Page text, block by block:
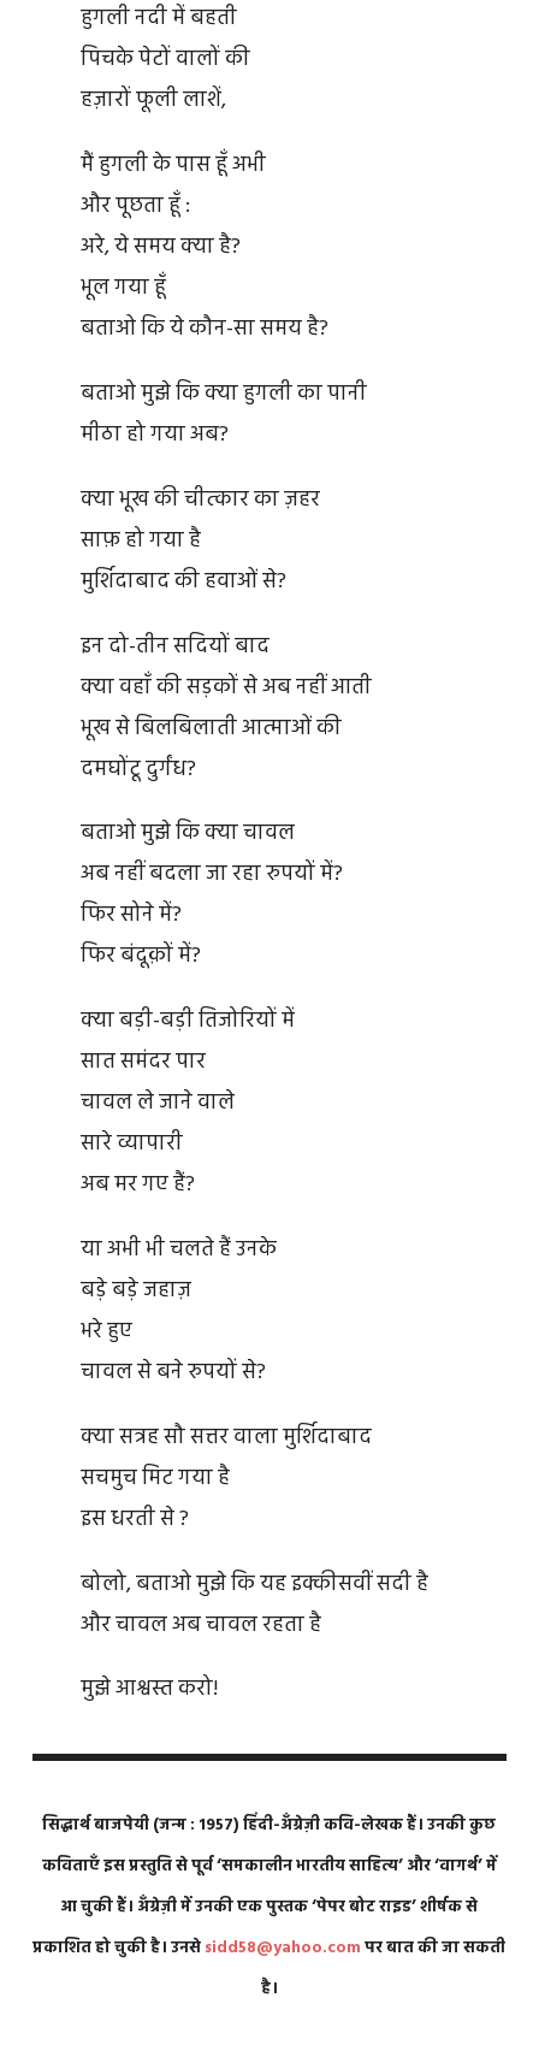
हुगली नदी में बहती
पिचके पेटों वालों की
हज़ारों फूली लाशें,
मैं हुगली के पास हूँ अभी
और पूछता हूँ :
अरे, ये समय क्या है?
भूल गया हूँ
बताओ कि ये कौन-सा समय है?
बताओ मुझे कि क्या हुगली का पानी
मीठा हो गया अब?
क्या भूख की चीत्कार का ज़हर
साफ़ हो गया है
मुर्शिदाबाद की हवाओं से?
इन दो-तीन सदियों बाद
क्या वहाँ की सड़कों से अब नहीं आती
भूख से बिलबिलाती आत्माओं की
दमघोंटू दुर्गंध?
बताओ मुझे कि क्या चावल
अब नहीं बदला जा रहा रुपयों में?
फिर सोने में?
फिर बंदूक़ों में?
क्या बड़ी-बड़ी तिजोरियों में
सात समंदर पार
चावल ले जाने वाले
सारे व्यापारी
अब मर गए हैं?
या अभी भी चलते हैं उनके
बड़े बड़े जहाज़
भरे हुए
चावल से बने रुपयों से?
क्या सत्रह सौ सत्तर वाला मुर्शिदाबाद
सचमुच मिट गया है
इस धरती से ?
बोलो, बताओ मुझे कि यह इक्कीसवीं सदी है
और चावल अब चावल रहता है
मुझे आश्वस्त करो!
सिद्धार्थ बाजपेयी (जन्म : 1957) हिंदी-अँग्रेज़ी कवि-लेखक हैं। उनकी कुछ
कविताएँ इस प्रस्तुति से पूर्व ‘समकालीन भारतीय साहित्य’ और ‘वागर्थ’ में
आ चुकीहैं। अँग्रेज़ी में उनकी एक पुस्तक ‘पेपर बोट राइड’ शीर्षक से
प्रकाशित हो चुकी है। उनसेsidd58@yahoo.comपर बात की जा सकती
है।